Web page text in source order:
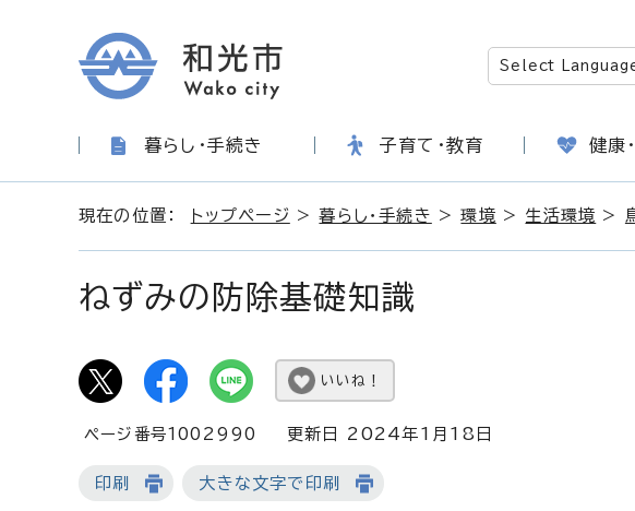
暮らし・手続き 子育て・教育 健康
現在の位置： トップページ >暮らし・手続き >環境 > 生活環境 >
ねずみの防除基礎知識
いいね！
ページ番号1002990 更新日 2024年1月18日
印刷 大きな文字で印刷